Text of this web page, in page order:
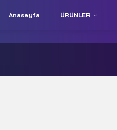
Anasayfa ÜRÜNLER